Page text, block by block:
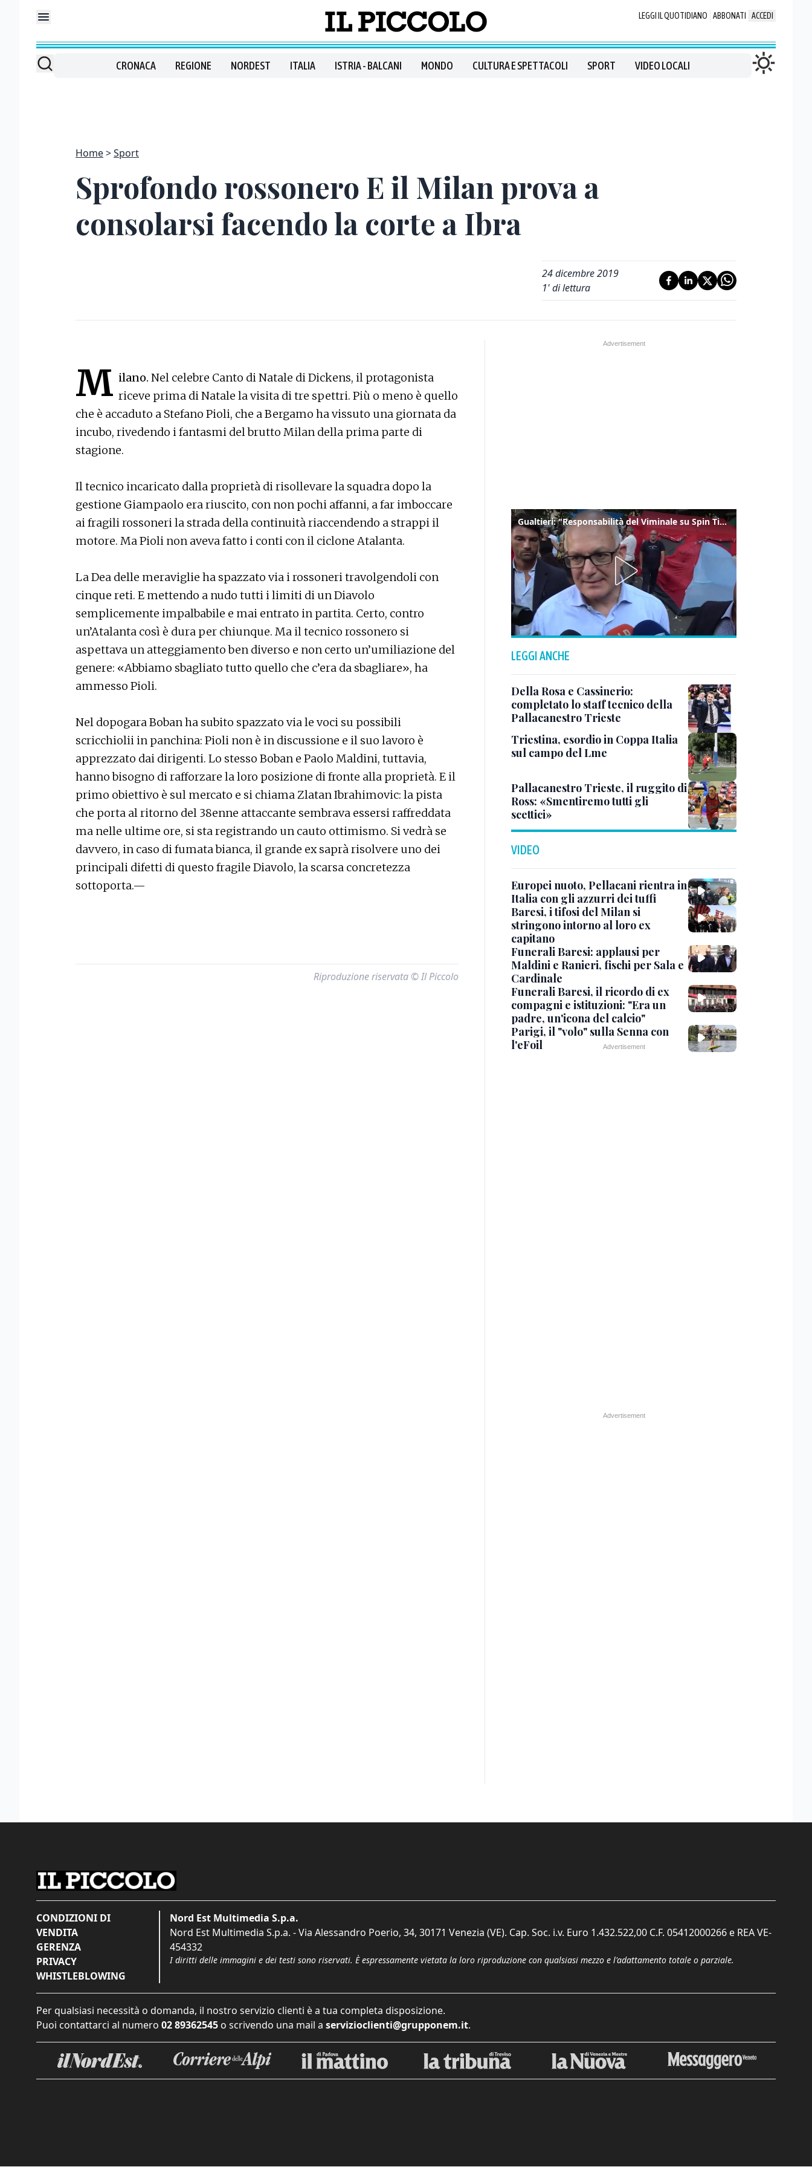
LEGGI IL QUOTIDIANO ABBONATI ACCEDI
CRONACA REGIONE NORDEST ITALIA ISTRIA - BALCANI MONDO CULTURA E SPETTACOLI SPORT VIDEO LOCALI
Home Sport
Sprofondo rossonero E il Milan prova a
consolarsi facendo la corte a Ibra
24 dicembre 2019
1' di lettura
M ilano. Nel celebre Canto di Natale di Dickens, il protagonista
riceve prima di Natale la visita di tre spettri. Più o meno è quello
che è accaduto a Stefano Pioli, che a Bergamo ha vissuto una giornata da
incubo, rivedendo i fantasmi del brutto Milan della prima parte di
stagione.
Il tecnico incaricato dalla proprietà di risollevare la squadra dopo la
gestione Giampaolo era riuscito, con non pochi affanni, a far imboccare
ai fragili rossoneri la strada della continuità riaccendendo a strappi il
motore. Ma Pioli non aveva fatto i conti con il ciclone Atalanta.
La Dea delle meraviglie ha spazzato via i rossoneri travolgendoli con
cinque reti. E mettendo a nudo tutti i limiti di un Diavolo
semplicemente impalbabile e mai entrato in partita. Certo, contro
un’Atalanta così è dura per chiunque. Ma il tecnico rossonero si
aspettava un atteggiamento ben diverso e non certo un’umiliazione del
genere: «Abbiamo sbagliato tutto quello che c’era da sbagliare», ha
ammesso Pioli.
Nel dopogara Boban ha subito spazzato via le voci su possibili
scricchiolii in panchina: Pioli non è in discussione e il suo lavoro è
apprezzato dai dirigenti. Lo stesso Boban e Paolo Maldini, tuttavia,
hanno bisogno di rafforzare la loro posizione di fronte alla proprietà. E il
primo obiettivo è sul mercato e si chiama Zlatan Ibrahimovic: la pista
che porta al ritorno del 38enne attaccante sembrava essersi raffreddata
ma nelle ultime ore, si sta registrando un cauto ottimismo. Si vedrà se
davvero, in caso di fumata bianca, il grande ex saprà risolvere uno dei
principali difetti di questo fragile Diavolo, la scarsa concretezza
sottoporta.—
Riproduzione riservata © Il Piccolo
Gualtieri: "Responsabilità del Viminale su Spin Time? La posizione dei partiti è nota"
LEGGI ANCHE
Della Rosa e Cassinerio:
completato lo staff tecnico della
Pallacanestro Trieste
Triestina, esordio in Coppa Italia
sul campo del Lme
Pallacanestro Trieste, il ruggito di
Ross: «Smentiremo tutti gli
scettici»
VIDEO
Europei nuoto, Pellacani rientra in
Italia con gli azzurri dei tuffi
Baresi, i tifosi del Milan si
stringono intorno al loro ex
capitano
Funerali Baresi: applausi per
Maldini e Ranieri, fischi per Sala e
Cardinale
Funerali Baresi, il ricordo di ex
compagni e istituzioni: "Era un
padre, un'icona del calcio"
Parigi, il "volo" sulla Senna con
l'eFoil
CONDIZIONI DI
VENDITA
GERENZA
PRIVACY
WHISTLEBLOWING
Nord Est Multimedia S.p.a.
Nord Est Multimedia S.p.a. - Via Alessandro Poerio, 34, 30171 Venezia (VE). Cap. Soc. i.v. Euro 1.432.522,00 C.F. 05412000266 e REA VE-
454332
I diritti delle immagini e dei testi sono riservati. È espressamente vietata la loro riproduzione con qualsiasi mezzo e l'adattamento totale o parziale.
Per qualsiasi necessità o domanda, il nostro servizio clienti è a tua completa disposizione.
Puoi contattarci al numero 02 89362545 o scrivendo una mail a servizioclienti@grupponem.it.